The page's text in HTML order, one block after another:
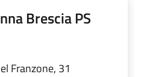
Brescia PS
Franzone, 31